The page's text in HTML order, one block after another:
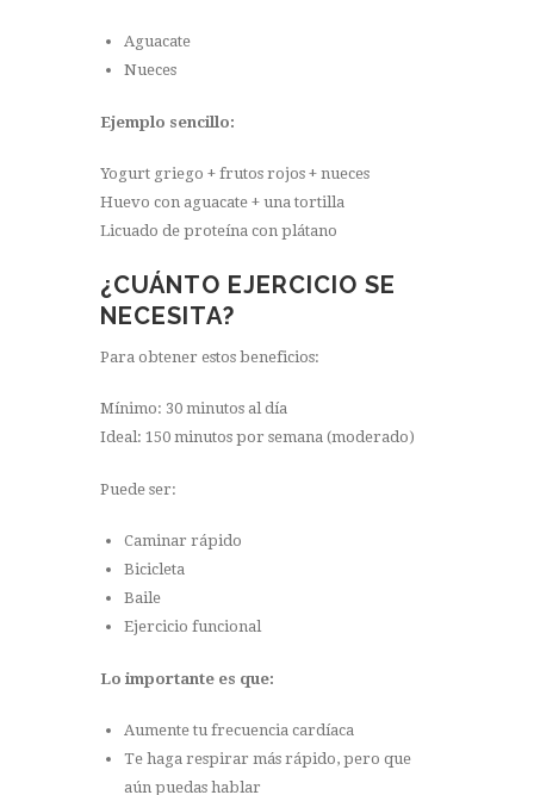
Aguacate
Nueces
Ejemplo sencillo:
Yogurt griego + frutos rojos + nueces
Huevo con aguacate + una tortilla
Licuado de proteína con plátano
¿CUÁNTO EJERCICIO SE
NECESITA?
Para obtener estos beneficios:
Mínimo: 30 minutos al día
Ideal: 150 minutos por semana (moderado)
Puede ser:
Caminar rápido
Bicicleta
Baile
Ejercicio funcional
Lo importante es que:
Aumente tu frecuencia cardíaca
Te haga respirar más rápido, pero que
aún puedas hablar